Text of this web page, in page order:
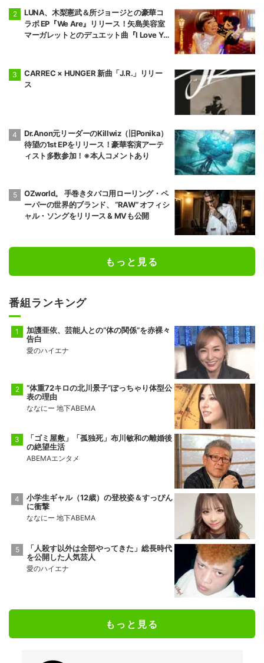
LUNA、木梨憲武＆所ジョージとの豪華コ
ラボ EP『We Are』リリース！矢島美容室
マーガレットとのデュエット曲『I Love Yo
CARREC × HUNGER 新曲「J.R.」リリー
ス
Dr.Anon元リーダーのKillwiz（旧Ponika）
待望の1st EPをリリース！豪華客演アーテ
ィスト多数参加！※本人コメントあり
OZworld。 手巻きタバコ用ローリング・ペ
ーパーの世界的ブランド、 “RAW” オフィシ
ャル・ソングをリリース & MVも公開
もっと見る
番組ランキング
加護亜依、芸能人との“体の関係”を赤裸々
告白
愛のハイエナ
“体重72キロの北川景子”ぽっちゃり体型公
表の理由
ななにー 地下ABEMA
「ゴミ屋敷」「孤独死」布川敏和の離婚後
の絶望生活
ABEMAエンタメ
小学生ギャル（12歳）の登校姿＆すっぴん
に衝撃
ななにー 地下ABEMA
「人殺す以外は全部やってきた」総長時代
を公開した人気芸人
愛のハイエナ
もっと見る